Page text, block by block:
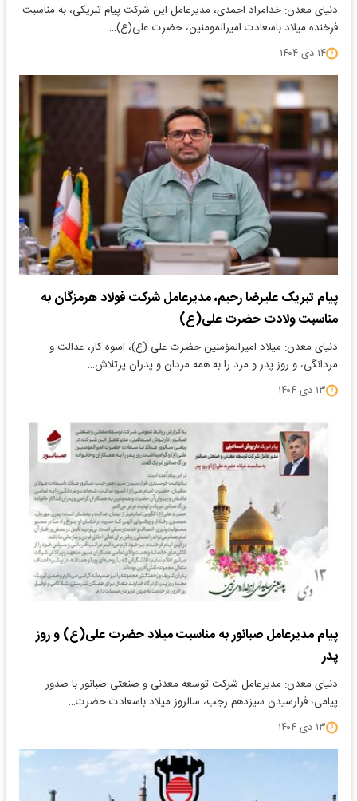
دنیای معدن: خدامراد احمدی، مدیرعامل این شرکت پیام تبریکی، به مناسبت
فرخنده میلاد باسعادت امیرالمومنین، حضرت علی(ع)…
۱۴ دی ۱۴۰۴
پیام تبریک علیرضا رحیم، مدیرعامل شرکت فولاد هرمزگان به
مناسبت ولادت حضرت علی(ع)
دنیای معدن: میلاد امیرالمؤمنین حضرت علی (ع)، اسوه کار، عدالت و
مردانگی، و روز پدر و مرد را به همه مردان و پدران پرتلاش…
۱۳ دی ۱۴۰۴
پیام مدیرعامل صبانور به مناسبت میلاد حضرت علی(ع) و روز
پدر
دنیای معدن: مدیرعامل شرکت توسعه معدنی و صنعتی صبانور با صدور
پیامی، فرارسیدن سیزدهم رجب، سالروز میلاد باسعادت حضرت…
۱۳ دی ۱۴۰۴